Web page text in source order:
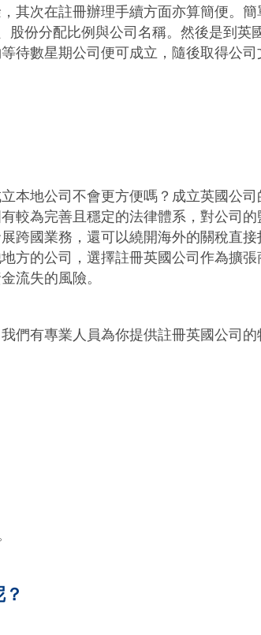
其次在註冊辦理手續方面亦算簡便。
份分配比例與公司名稱。然後是到
待數星期公司便可成立，隨後取得公司
本地公司不會更方便嗎？成立英國公
較為完善且穩定的法律體系，對公司
跨國業務，還可以繞開海外的關稅直
方的公司，選擇註冊英國公司作為擴
流失的風險。
們有專業人員為你提供註冊英國公司的